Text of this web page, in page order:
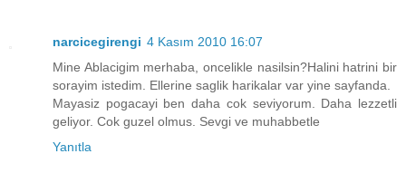
narcicegirengi 4 Kasım 2010 16:07
Mine Ablacigim merhaba, oncelikle nasilsin?Halini hatrini bir
sorayim istedim. Ellerine saglik harikalar var yine sayfanda.
Mayasiz pogacayi ben daha cok seviyorum. Daha lezzetli
geliyor. Cok guzel olmus. Sevgi ve muhabbetle
Yanıtla